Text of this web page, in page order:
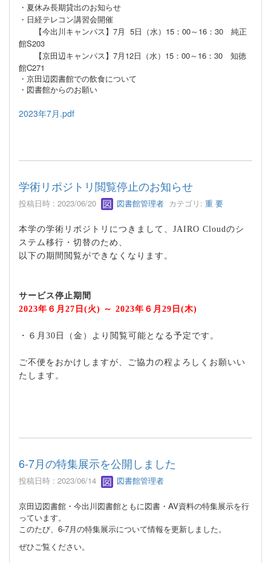
・夏休み長期貸出のお知らせ
・日経テレコン講習会開催
【今出川キャンパス】7月 5日（水）15：00～16：30 純正
館S203
【京田辺キャンパス】7月12日（水）15：00～16：30 知徳
館C271
・京田辺図書館での飲食について
・図書館からのお願い
2023年7月.pdf
学術リポジトリ閲覧停止のお知らせ
投稿日時 : 2023/06/20 図書館管理者 カテゴリ: 重 要
本学の学術リポジトリにつきまして、 JAIRO Cloudのシ
ステム移行・切替のため、
以下の期間閲覧ができなくなります。
サービス停止期間
2023年６月 27 日 (火) ～ 2023年６月 29 日 (木)
・６月 30 日（金）より閲覧可能となる予定です。
ご不便をおかけしますが、ご協力の程よろしくお願いい
たします。
6-7月の特集展示を公開しました
投稿日時 : 2023/06/14 図書館管理者
京田辺図書館・今出川図書館ともに図書・AV資料の特集展示を行
っています。
このたび、6-7月の特集展示について情報を更新しました。
ぜひご覧ください。